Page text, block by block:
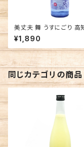
美丈夫 舞 うすにごり 高
商店 日本酒
¥1,890
同じカテゴリの商品